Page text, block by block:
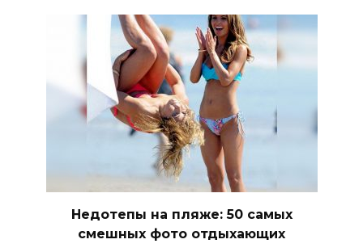
Недотепы на пляже: 50 самых
смешных фото отдыхающих